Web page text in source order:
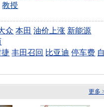
教授
众 本田 油价上涨 新能源
丰田召回 比亚迪 停车费 自
更多